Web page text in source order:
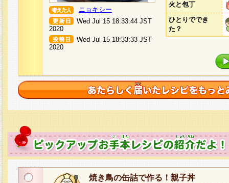
ニョキシー
Wed Jul 15 18:33:44 JST
2020
Wed Jul 15 18:33:33 JST
2020
火と包丁
ひとりででき
た？
焼き鳥の缶詰で作る！親子丼